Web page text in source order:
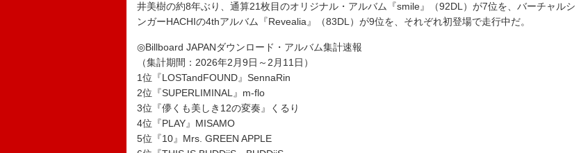
井美樹の約8年ぶり、通算21枚目のオリジナル・アルバム『smile』（92DL）が7位を、バーチャルシ
ンガーHACHIの4thアルバム『Revealia』（83DL）が9位を、それぞれ初登場で走行中だ。
◎Billboard JAPANダウンロード・アルバム集計速報
（集計期間：2026年2月9日～2月11日）
1位『LOSTandFOUND』SennaRin
2位『SUPERLIMINAL』m-flo
3位『儚くも美しき12の変奏』くるり
4位『PLAY』MISAMO
5位『10』Mrs. GREEN APPLE